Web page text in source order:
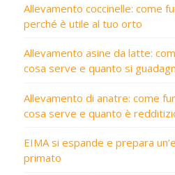
Allevamento coccinelle: come
perché è utile al tuo orto
Allevamento asine da latte:
cosa serve e quanto si
Allevamento di anatre: come
cosa serve e quanto è
EIMA si espande e prepara
primato